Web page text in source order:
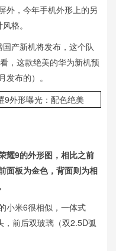
外，今年手机外形上的另
格。
产新机将发布，这个队
，这款绝美的华为新机预
布的）。
耀9的外形图，相比之前
面板为金色，背面则为相
小米6很相似，一体式
前后双玻璃（双2.5D弧